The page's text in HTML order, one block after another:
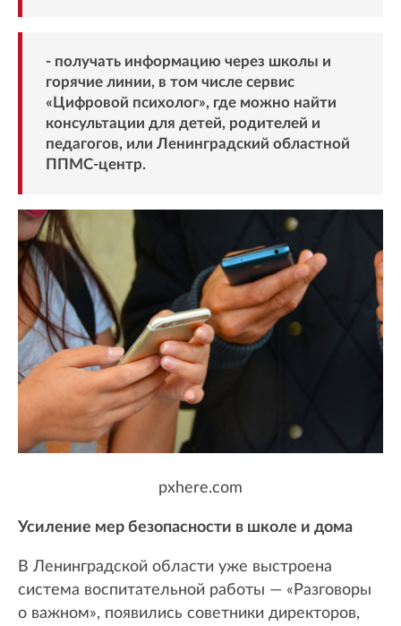
- получать информацию через школы и
горячие линии, в том числе сервис
«Цифровой психолог», где можно найти
консультации для детей, родителей и
педагогов, или Ленинградский областной
ППМС-центр.
pxhere.com
Усиление мер безопасности в школе и дома
В Ленинградской области уже выстроена
система воспитательной работы — «Разговоры
о важном», появились советники директоров,